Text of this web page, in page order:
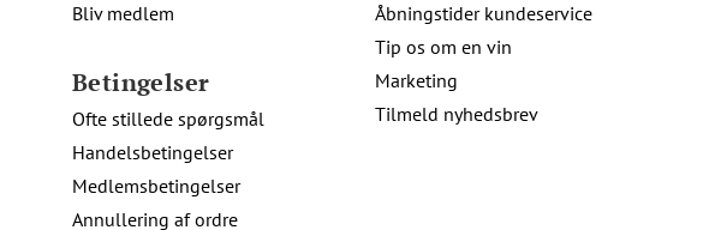
Bliv medlem
Betingelser
Ofte stillede spørgsmål
Handelsbetingelser
Medlemsbetingelser
Annullering af ordre
Åbningstider kundeservice
Tip os om en vin
Marketing
Tilmeld nyhedsbrev